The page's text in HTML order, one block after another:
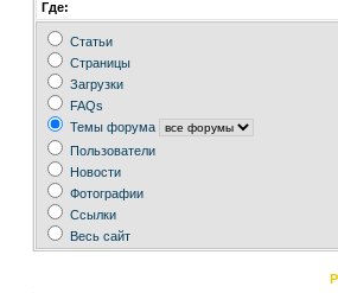
Где:
Статьи
Страницы
Загрузки
FAQs
Темы форума
Пользователи
Новости
Фотографии
Ссылки
Весь сайт